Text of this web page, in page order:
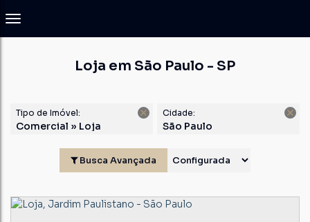
Loja em São Paulo - SP
Tipo de Imóvel:
Comercial » Loja
Cidade:
São Paulo
Busca Avançada